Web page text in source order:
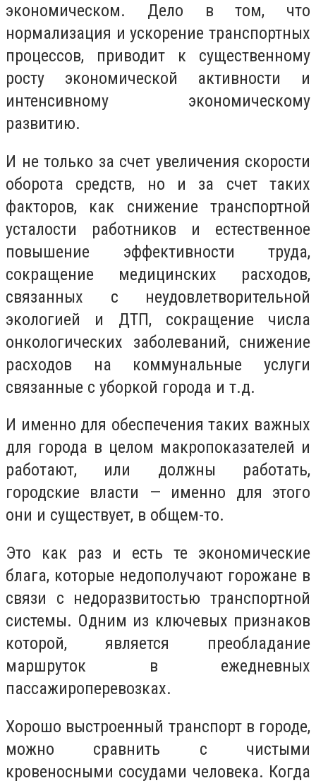
экономическом. Дело в том, что
нормализация и ускорение транспортных
процессов, приводит к существенному
росту экономической активности и
интенсивному экономическому
развитию.
И не только за счет увеличения скорости
оборота средств, но и за счет таких
факторов, как снижение транспортной
усталости работников и естественное
повышение эффективности труда,
сокращение медицинских расходов,
связанных с неудовлетворительной
экологией и ДТП, сокращение числа
онкологических заболеваний, снижение
расходов на коммунальные услуги
связанные с уборкой города и т.д.
И именно для обеспечения таких важных
для города в целом макропоказателей и
работают, или должны работать,
городские власти — именно для этого
они и существует, в общем-то.
Это как раз и есть те экономические
блага, которые недополучают горожане в
связи с недоразвитостью транспортной
системы. Одним из ключевых признаков
которой, является преобладание
маршруток в ежедневных
пассажироперевозках.
Хорошо выстроенный транспорт в городе,
можно сравнить с чистыми
кровеносными сосудами человека. Когда